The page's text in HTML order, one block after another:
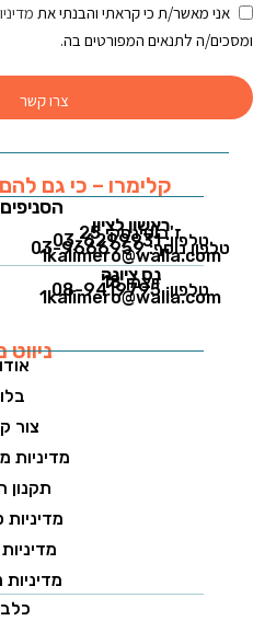
אני מאשר/ת כי קראתי והבנתי את
ומסכים/ה לתנאים המפורטים בה.
צרו קשר
קלימרו – כי גם
ראשון לציון
ז'בוטינסקי 25טלפון: 03-6299931
טלפון נוסף: 03-9666959
1kalimero@walla.com
נס ציונה
ויצמן 18טלפון: 08-9419795
1kalimero@walla.com
ניווט
צור
מדיניות
תקנון
מדיניות
מדיניות